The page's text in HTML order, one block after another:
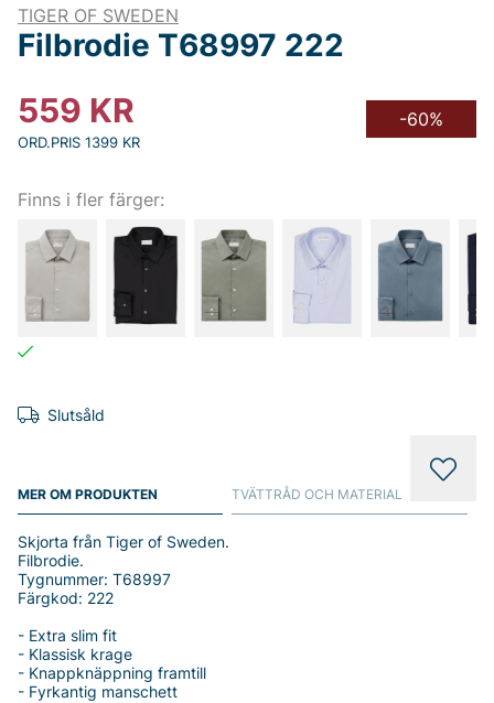
TIGER OF SWEDEN
Filbrodie T68997 222
559 KR
ORD.PRIS 1399 KR
-60%
Finns i fler färger:
Slutsåld
MER OM PRODUKTEN
Skjorta från Tiger of Sweden.
Filbrodie.
Tygnummer: T68997
Färgkod: 222
- Extra slim fit
- Klassisk krage
- Knappknäppning framtill
- Fyrkantig manschett
TVÄTTRÅD OCH MATERIAL